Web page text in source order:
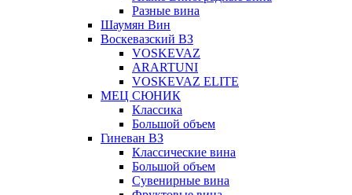
Разные вина
Шаумян Вин
Воскевазский ВЗ
VOSKEVAZ
ARARTUNI
VOSKEVAZ ELITE
МЕЦ СЮНИК
Классика
Большой объем
Гиневан ВЗ
Классические вина
Большой объем
Сувенирные вина